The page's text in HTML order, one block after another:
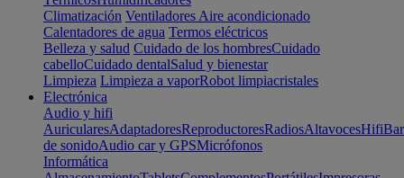
Climatización Ventiladores Aire acondicionado
Calentadores de agua Termos eléctricos
Belleza y salud Cuidado de los hombresCuidado
cabelloCuidado dentalSalud y bienestar
Limpieza Limpieza a vaporRobot limpiacristales
Electrónica
Audio y hifi
AuricularesAdaptadoresReproductoresRadiosAltavocesHifi
de sonidoAudio car y GPSMicrófonos
Informática